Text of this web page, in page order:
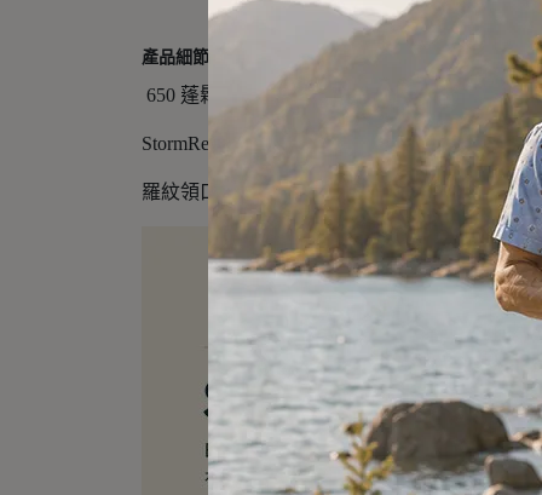
產品細節
650 蓬鬆度羽絨填充，提供輕盈保暖
StormRepel® DWR 防潑水處理
羅紋領口與袖口，拉鍊插手口袋